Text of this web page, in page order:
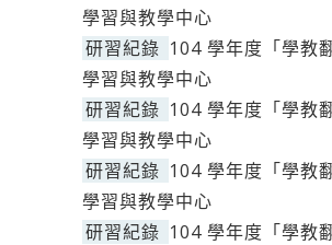
學習與教學中心
研習紀錄 104 學年度「學教
學習與教學中心
研習紀錄 104 學年度「學教
學習與教學中心
研習紀錄 104 學年度「學教
學習與教學中心
研習紀錄 104 學年度「學教